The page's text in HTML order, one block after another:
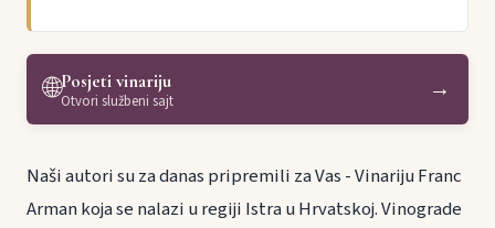
🌐Posjeti vinariju
Otvori službeni sajt →
Naši autori su za danas pripremili za Vas - Vinariju Franc
Arman koja se nalazi u regiji Istra u Hrvatskoj. Vinograde